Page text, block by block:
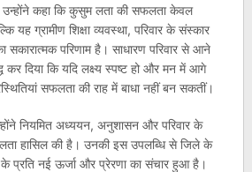
उन्होंने कहा कि कुसुम लता की सफलता केवल
यह ग्रामीण शिक्षा व्यवस्था, परिवार के संस्कार
सकारात्मक परिणाम है। साधारण परिवार से आने
कर दिया कि यदि लक्ष्य स्पष्ट हो और मन में आगे
सफलता की राह में बाधा नहीं बन सकतीं।
नियमित अध्ययन, अनुशासन और परिवार के
हासिल की है। उनकी इस उपलब्धि से जिले के
के प्रति नई ऊर्जा और प्रेरणा का संचार हुआ है।